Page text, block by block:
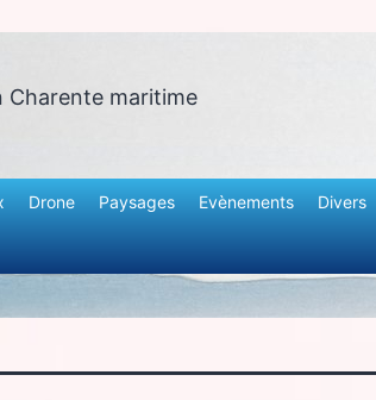
Charente maritime
Drone Paysages Evènements Divers